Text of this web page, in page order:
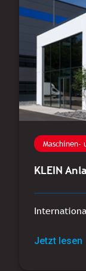
Maschinen-
KLEIN
Jetzt lesen